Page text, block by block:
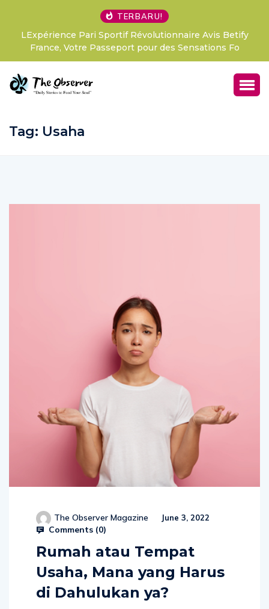
TERBARU!
LExpérience Pari Sportif Révolutionnaire Avis Betify
France, Votre Passeport pour des Sensations Fo
Tag: Usaha
The Observer Magazine June 3, 2022
Comments (0)
Rumah atau Tempat
Usaha, Mana yang Harus
di Dahulukan ya?